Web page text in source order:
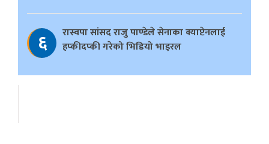
६
रास्वपा सांसद राजु पाण्डेले सेनाका क्याप्टेनलाई
हप्कीदप्की गरेको भिडियो भाइरल